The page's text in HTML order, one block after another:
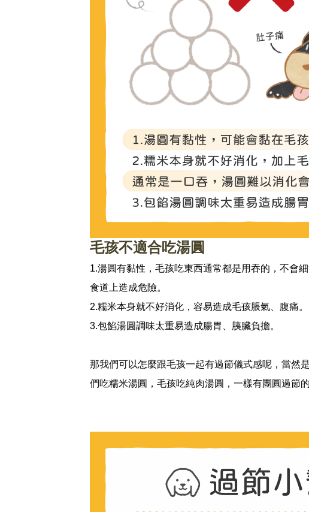
毛孩不適合吃湯圓
1.湯圓有黏性，毛孩吃東西通常都是用吞的，不會
食道上造成危險。
2.糯米本身就不好消化，容易造成毛孩脹氣、腹痛。
3.包餡湯圓調味太重易造成腸胃、胰臟負擔。
那我們可以怎麼跟毛孩一起有過節儀式感呢，當然
們吃糯米湯圓，毛孩吃純肉湯圓，一樣有團圓過節